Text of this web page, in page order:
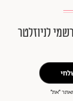
לניוזלטר
״את״